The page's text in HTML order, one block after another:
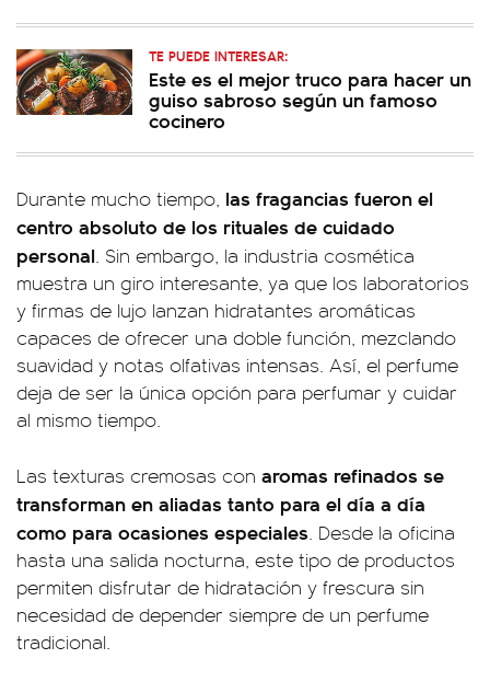
TE PUEDE INTERESAR:
Este es el mejor truco para hacer un
guiso sabroso según un famoso
cocinero
Durante mucho tiempo, las fragancias fueron el
centro absoluto de los rituales de cuidado
personal. Sin embargo, la industria cosmética
muestra un giro interesante, ya que los laboratorios
y firmas de lujo lanzan hidratantes aromáticas
capaces de ofrecer una doble función, mezclando
suavidad y notas olfativas intensas. Así, el perfume
deja de ser la única opción para perfumar y cuidar
al mismo tiempo.
Las texturas cremosas con aromas refinados se
transforman en aliadas tanto para el día a día
como para ocasiones especiales. Desde la oficina
hasta una salida nocturna, este tipo de productos
permiten disfrutar de hidratación y frescura sin
necesidad de depender siempre de un perfume
tradicional.